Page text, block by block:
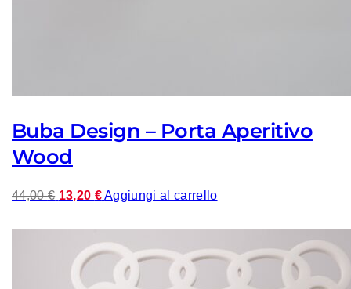
Buba Design – Porta Aperitivo
Wood
44,00€ Il
era:
44,00 €.
13,20 €Il
è:
13,20 €.
Aggiungi al carrello